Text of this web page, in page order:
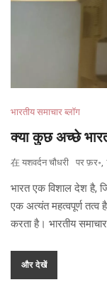
भारतीय समाचार ब्लॉग
क्या कुछ अच्छे
在 यशवर्दन चौधरी पर फ़र॰,
भारत एक विशाल देश है,
एक अत्यंत महत्वपूर्ण तत्व
करता है। भारतीय
देते हैं तथा हमें भारतीय
और देखें